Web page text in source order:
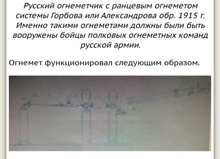
Русский огнеметчик с ранцевым огнеметом
системы Горбова или Александрова обр. 1915 г.
Именно такими огнеметами должны были быть
вооружены бойцы полковых огнеметных команд
русской армии.
Огнемет функционировал следующим образом.